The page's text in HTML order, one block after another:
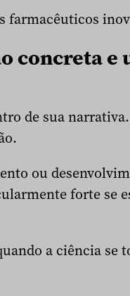
farmacêuticos
concreta
de sua
ou
forte se
a ciência se